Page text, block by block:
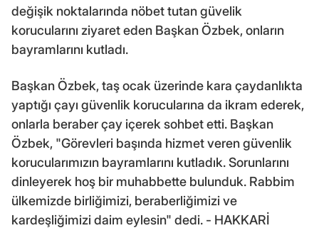
değişik noktalarında nöbet tutan güvelik
korucularını ziyaret eden Başkan Özbek, onların
bayramlarını kutladı.
Başkan Özbek, taş ocak üzerinde kara çaydanlıkta
yaptığı çayı güvenlik korucularına da ikram ederek,
onlarla beraber çay içerek sohbet etti. Başkan
Özbek, "Görevleri başında hizmet veren güvenlik
korucularımızın bayramlarını kutladık. Sorunlarını
dinleyerek hoş bir muhabbette bulunduk. Rabbim
ülkemizde birliğimizi, beraberliğimizi ve
kardeşliğimizi daim eylesin" dedi. - HAKKARİ